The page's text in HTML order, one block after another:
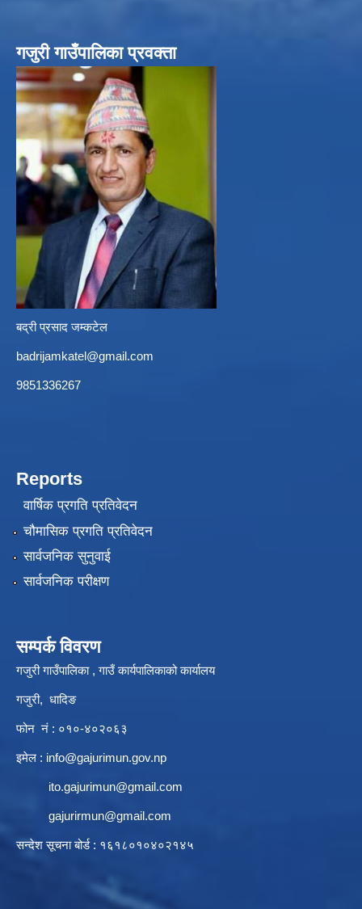
गजुरी गाउँपालिका प्रवक्ता
बद्री प्रसाद जम्कटेल
badrijamkatel@gmail.com
9851336267
Reports
वार्षिक प्रगति प्रतिवेदन
चौमासिक प्रगति प्रतिवेदन
सार्वजनिक सुनुवाई
सार्वजनिक परीक्षण
सम्पर्क विवरण
गजुरी गाउँपालिका , गाउँ कार्यपालिकाको कार्यालय
गजुरी, धादिङ
फोन नं : ०१०-४०२०६३
इमेल : info@gajurimun.gov.np
ito.gajurimun@gmail.com
gajurirmun@gmail.com
सन्देश सूचना बोर्ड : १६१८०१०४०२१४५